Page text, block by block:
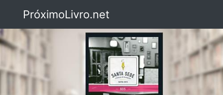
PróximoLivro.net